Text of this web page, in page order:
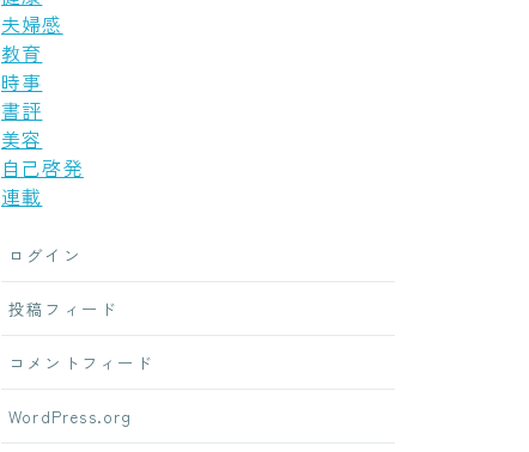
夫婦感
教育
時事
書評
美容
自己啓発
連載
ログイン
投稿フィード
コメントフィード
WordPress.org